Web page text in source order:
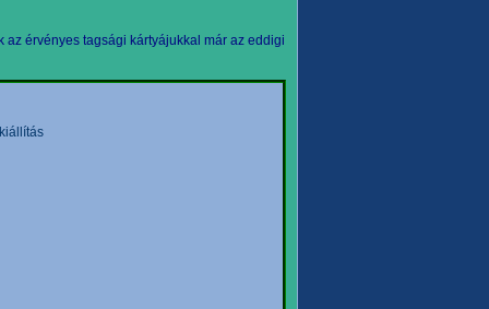
érvényes tagsági kártyájukkal már az eddigi